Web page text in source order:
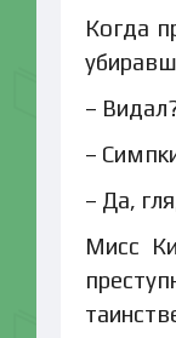
Когда
–
–
– Да,
Мисс